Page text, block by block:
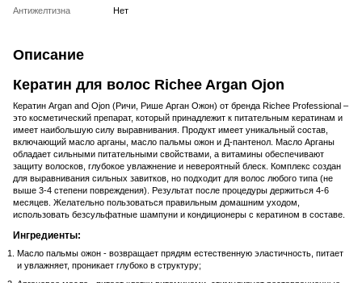
Антижелтизна
Нет
Описание
Кератин для волос Richee Argan Ojon
Кератин Argan and Ojon (Ричи, Рише Арган Ожон) от бренда Richee Professional –
это косметический препарат, который принадлежит к питательным кератинам и
имеет наибольшую силу выравнивания. Продукт имеет уникальный состав,
включающий масло арганы, масло пальмы ожон и Д-пантенол. Масло Арганы
обладает сильными питательными свойствами, а витамины обеспечивают
защиту волосков, глубокое увлажнение и невероятный блеск. Комплекс создан
для выравнивания сильных завитков, но подходит для волос любого типа (не
выше 3-4 степени повреждения). Результат после процедуры держиться 4-6
месяцев. Желательно пользоваться правильным домашним уходом,
использовать безсульфатные шампуни и кондиционеры с кератином в составе.
Ингредиенты:
Масло пальмы ожон - возвращает прядям естественную эластичность, питает
и увлажняет, проникает глубоко в структуру;